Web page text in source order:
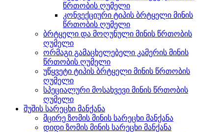
წრთობის ღუმელი
კონვექციური ტიპის ბრტყელი მინის
წრთობის ღუმელი
ბრტყელი და მოღუნული მინის წრთობის
ღუმელი
ორმაგი გამაცხელებელი კამერის მინის
წრთობის ღუმელი
უწყვეტი ტიპის ბრტყელი მინის წრთობის
ღუმელი
სპეციალური მოსახვევი მინის წრთობის
ღუმელი
შუშის სარეცხი მანქანა
მცირე ზომის მინის სარეცხი მანქანა
დიდი ზომის მინის სარეცხი მანქანა